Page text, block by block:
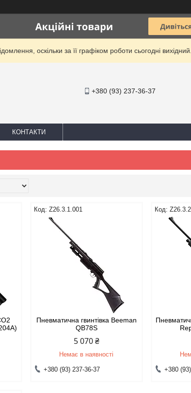
оскільки за її графіком роботи сьогодні
+380 (93) 237-36-37
КОНТАКТИ
Z26.3.1.001
Пневматична гвинтівка Beeman
QB78S
5 070 ₴
Немає в наявності
+380 (93) 237-36-37 +380